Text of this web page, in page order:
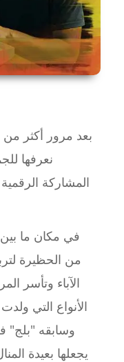
نعرفها
المشاركة
في مكان ما
الآباء وتأسر
الأنواع التي
وسابقه "بلج"
يجعلها بعيدة